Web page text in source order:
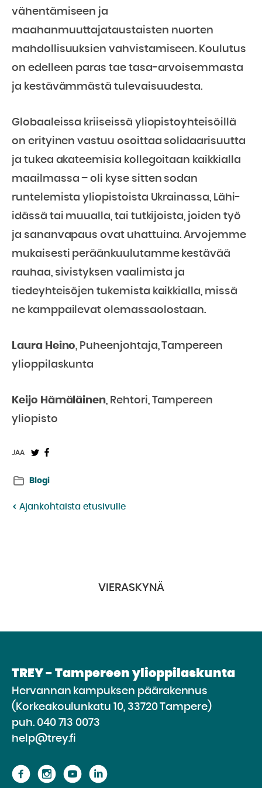
vähentämiseen ja
maahanmuuttajataustaisten nuorten
mahdollisuuksien vahvistamiseen. Koulutus
on edelleen paras tae tasa-arvoisemmasta
ja kestävämmästä tulevaisuudesta.
Globaaleissa kriiseissä yliopistoyhteisöillä
on erityinen vastuu osoittaa solidaarisuutta
ja tukea akateemisia kollegoitaan kaikkialla
maailmassa – oli kyse sitten sodan
runtelemista yliopistoista Ukrainassa, Lähi-
idässä tai muualla, tai tutkijoista, joiden työ
ja sananvapaus ovat uhattuina. Arvojemme
mukaisesti peräänkuulutamme kestävää
rauhaa, sivistyksen vaalimista ja
tiedeyhteisöjen tukemista kaikkialla, missä
ne kamppailevat olemassaolostaan.
Laura Heino, Puheenjohtaja, Tampereen
ylioppilaskunta
Keijo Hämäläinen, Rehtori, Tampereen
yliopisto
JAA
JaaJaa
Blogi
Ajankohtaista etusivulle
VIERASKYNÄ
TREY - Tampereen ylioppilaskunta
Hervannan kampuksen päärakennus
(Korkeakoulunkatu 10, 33720 Tampere)
puh. 040 713 0073
help@trey.fi
SiirrySiirrySiirrySiirry